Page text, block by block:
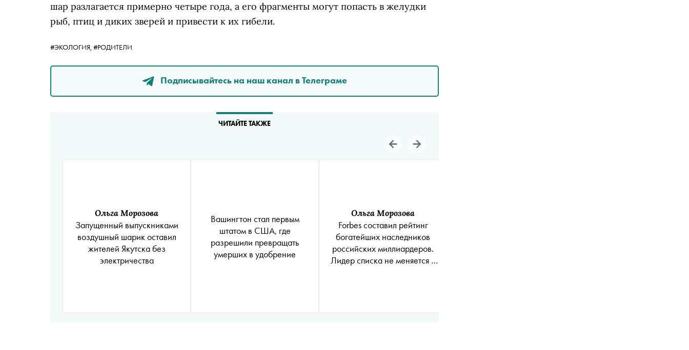
шар разлагается примерно четыре года, а его фрагменты могут попасть в желудки
рыб, птиц и диких зверей и привести к их гибели.
#ЭКОЛОГИЯ, #РОДИТЕЛИ
Подписывайтесь на наш канал в Телеграме
ЧИТАЙТЕ ТАКЖЕ
Ольга Морозова
Запущенный выпускниками
воздушный шарик оставил
жителей Якутска без
электричества
Вашингтон стал первым
штатом в США, где
разрешили превращать
умерших в удобрение
Ольга Морозова
Forbes составил рейтинг
богатейших наследников
российских миллиардеров.
Лидер списка не меняется с